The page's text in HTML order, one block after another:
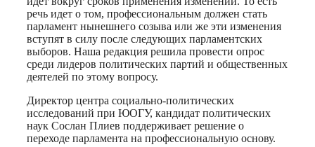
речь идет о том, профессиональным должен стать
парламент нынешнего созыва или же эти изменения
вступят в силу после следующих парламентских
выборов. Наша редакция решила провести опрос
среди лидеров политических партий и общественных
деятелей по этому вопросу.
Директор центра социально-политических
исследований при ЮОГУ, кандидат политических
наук Сослан Плиев поддерживает решение о
переходе парламента на профессиональную основу.